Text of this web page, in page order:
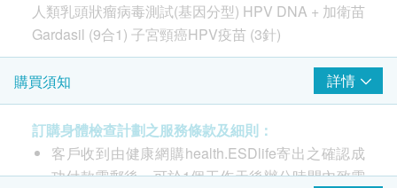
肛門癌
一般性病
人類乳頭狀瘤病毒測試
生殖器官濕疣
疫苗注射
人類乳頭狀瘤病毒測試(基因分型) HPV DNA + 加衛苗
Gardasil (9合1) 子宮頸癌HPV疫苗 (3針)
由醫生負責注射評估、由註冊護士負責注射程序。
有效預防由HPV病毒6,11,16,18,31,33,45,52,58型
號引致的癌症及病變，
包括子宮頸癌、肛門癌、頭頸癌、咽喉腫塊及生殖
器官濕疣(椰菜花)等達80-90%。
購買須知 詳情
訂購身體檢查計劃之服務條款及細則：
客戶收到由健康網購health.ESDlife寄出之確認成
功付款電郵後，可於1個工作天後辦公時間內致電